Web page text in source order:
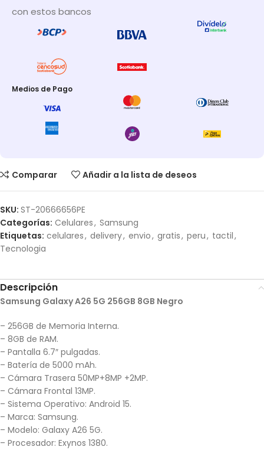
con estos bancos
Medios de Pago
Comparar Añadir a la lista de deseos
SKU: ST-20666656PE
Categorías: Celulares, Samsung
Etiquetas: celulares, delivery, envio, gratis, peru, tactil,
Tecnologia
Descripción
Samsung Galaxy A26 5G 256GB 8GB Negro
– 256GB de Memoria Interna.
– 8GB de RAM.
– Pantalla 6.7″ pulgadas.
– Batería de 5000 mAh.
– Cámara Trasera 50MP+8MP +2MP.
– Cámara Frontal 13MP.
– Sistema Operativo: Android 15.
– Marca: Samsung.
– Modelo: Galaxy A26 5G.
– Procesador: Exynos 1380.